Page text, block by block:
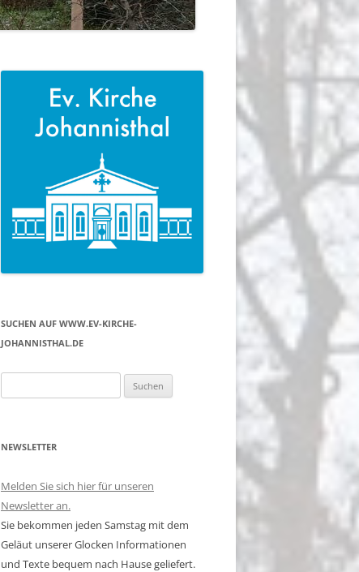
SUCHEN AUF WWW.EV-KIRCHE-
JOHANNISTHAL.DE
nach:
NEWSLETTER
Melden Sie sich hier für unseren
Newsletter an.
Sie bekommen jeden Samstag mit dem
Geläut unserer Glocken Informationen
und Texte bequem nach Hause geliefert.